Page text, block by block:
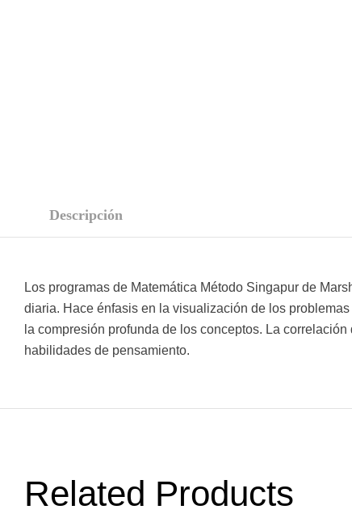
Descripción
Los programas de Matemática Método Singapur de
diaria. Hace énfasis en la visualización de los
la compresión profunda de los conceptos. La
habilidades de pensamiento.
Related Products